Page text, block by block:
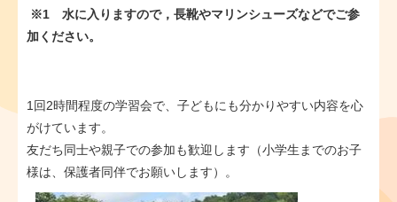
※1 水に入りますので，長靴やマリンシューズなどでご参
加ください。
1回2時間程度の学習会で、子どもにも分かりやすい内容を心
がけています。
友だち同士や親子での参加も歓迎します（小学生までのお子
様は、保護者同伴でお願いします）。